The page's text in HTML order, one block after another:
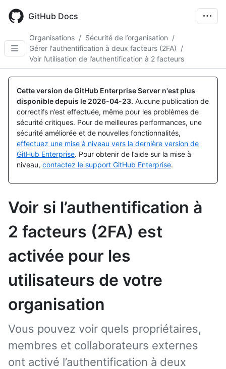
main
GitHub Docs
Organisations / Sécurité de l’organisation /
Gérer l'authentification à deux facteurs (2FA) /
Voir l’utilisation de l’authentification à 2 facteurs
Cette version de GitHub Enterprise Server n'est plus
disponible depuis le 2026-04-23. Aucune publication de
correctifs n’est effectuée, même pour les problèmes de
sécurité critiques. Pour de meilleures performances, une
sécurité améliorée et de nouvelles fonctionnalités,
effectuez une mise à niveau vers la dernière version de
GitHub Enterprise. Pour obtenir de l’aide sur la mise à
niveau, contactez le support GitHub Enterprise.
Voir si l’authentification à
2 facteurs (2FA) est
activée pour les
utilisateurs de votre
organisation
Vous pouvez voir quels propriétaires,
membres et collaborateurs externes
ont activé l’authentification à deux